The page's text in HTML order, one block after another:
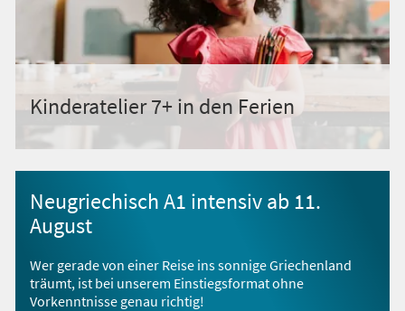
Kinderatelier 7+ in den Ferien
Neugriechisch A1 intensiv ab 11.
August
Wer gerade von einer Reise ins sonnige Griechenland
träumt, ist bei unserem Einstiegsformat ohne
Vorkenntnisse genau richtig!